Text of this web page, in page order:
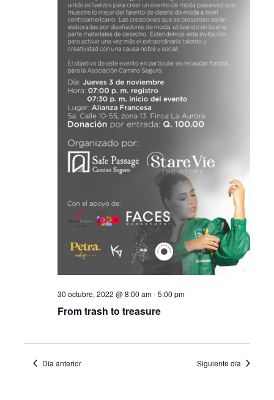
30 octubre, 2022 @ 8:00 am-5:00 pm
From trash to treasure
Día anterior Siguiente día